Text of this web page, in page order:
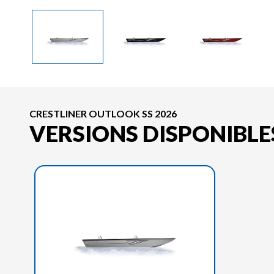
CRESTLINER OUTLOOK SS 2026
VERSIONS